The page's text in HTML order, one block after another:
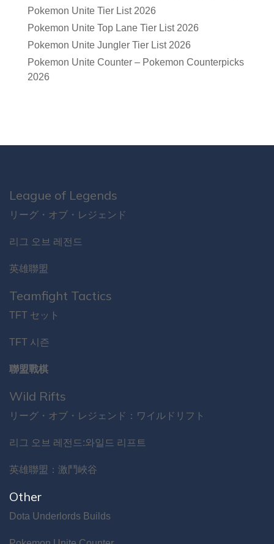
Pokemon Unite Tier List 2026
Pokemon Unite Top Lane Tier List 2026
Pokemon Unite Jungler Tier List 2026
Pokemon Unite Counter – Pokemon Counterpicks
2026
League of Legends
リーグ・オブ・レジェンド
리그 오브 레전드
英雄聯盟
Teamfight Tactics
TFT セット
TFT 시즌
聯盟戰棋
Wild Rifts
リーグ・オブ・レジェンド：ワイルドリフト
리그 오브 레전드:와일드 리프트
英雄聯盟：激鬥峽谷
Other
Dota Underlords Builds